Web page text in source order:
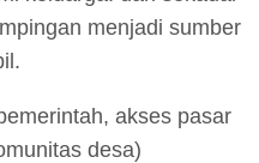
menjadi sumber
akses pasar
desa)